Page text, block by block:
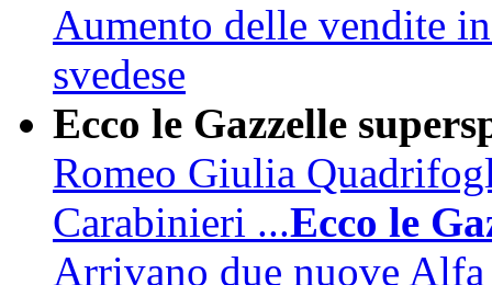
Aumento delle vendite
svedese
Ecco le Gazzelle
Romeo Giulia
Carabinieri ...Ecco le
Arrivano due nuove